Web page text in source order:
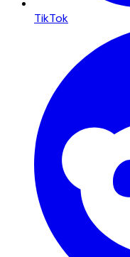
TikTok